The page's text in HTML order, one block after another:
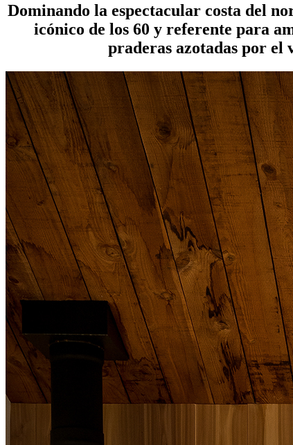
Dominando la espectacular costa del
icónico de los 60 y referente para
praderas azotadas por el